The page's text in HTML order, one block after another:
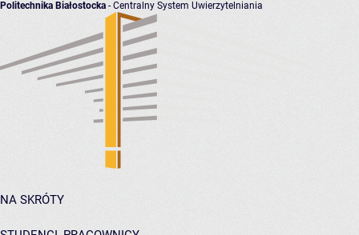
Politechnika Białostocka - Centralny System Uwierzytelniania
NA SKRÓTY